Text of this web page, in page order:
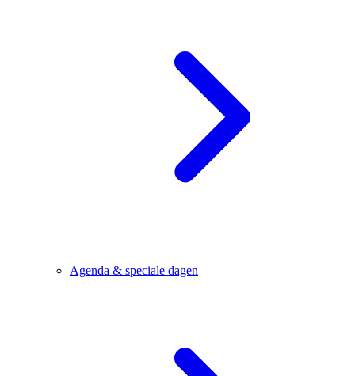
Agenda & speciale dagen